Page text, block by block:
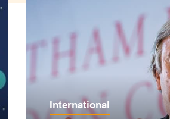
International